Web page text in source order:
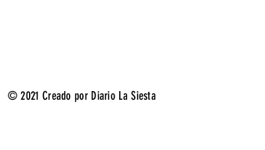
© 2021 Creado por Diario La Siesta